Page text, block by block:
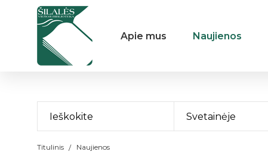
Apie mus Naujienos
Svetainėje
Titulinis Naujienos